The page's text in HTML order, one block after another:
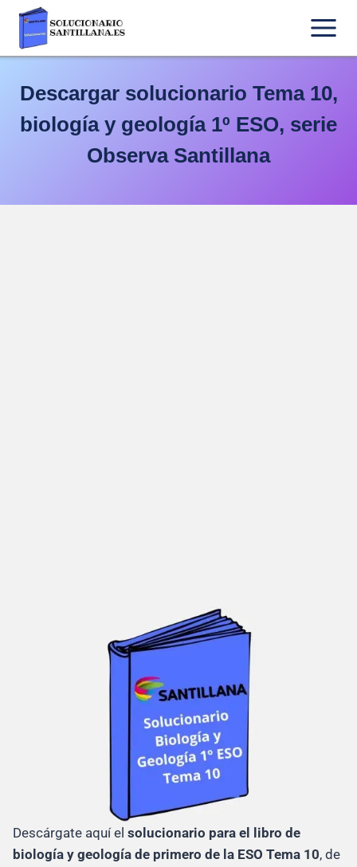
Saltar
contenido
Descargar solucionario Tema 10,
biología y geología 1º ESO, serie
Observa Santillana
Descárgate aquí el solucionario para el libro de
biología y geología de primero de la ESO Tema 10, de